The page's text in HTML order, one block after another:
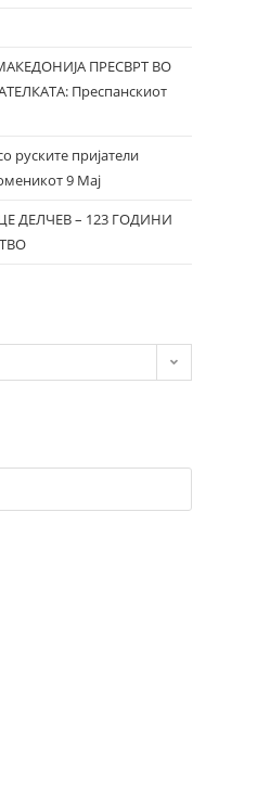
ПРЕСВРТ ВО
Преспанскиот
руските пријатели
9 Мај
ДЕЛЧЕВ – 123 ГОДИНИ